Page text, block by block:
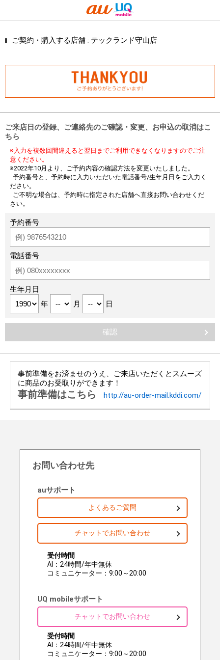
ご契約・購入する店舗 : テックランド守山店
ご来店日の登録、ご連絡先のご確認・変更、お申込の取消はこ
ちら
※入力を複数回間違えると翌日までご利用できなくなりますのでご注
意ください。
※2022年10月より、ご予約内容の確認方法を変更いたしました。
予約番号と、予約時に入力いただいた電話番号/生年月日をご入力く
ださい。
ご不明な場合は、予約時に指定された店舗へ直接お問い合わせくだ
さい。
予約番号
電話番号
生年月日
年
月 日
事前準備をお済ませのうえ、ご来店いただくとスムーズ
に商品のお受取りができます！
事前準備はこちら http://au-order-mail.kddi.com/
お問い合わせ先
auサポート
よくあるご質問
チャットでお問い合わせ
受付時間
AI：24時間/年中無休
コミュニケーター：9:00～20:00
UQ mobileサポート
チャットでお問い合わせ
受付時間
AI：24時間/年中無休
コミュニケーター：9:00～20:00